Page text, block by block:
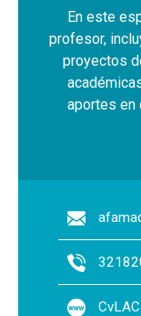
En este
profesor,
proyectos
aportes en
CvLAC